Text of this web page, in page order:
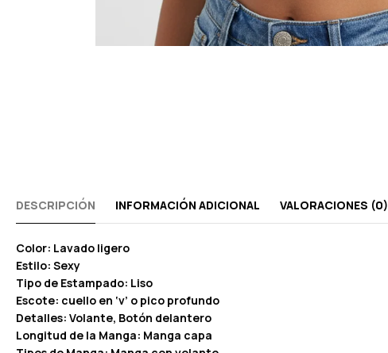
DESCRIPCIÓN INFORMACIÓN ADICIONAL VALORACIONES (0)
Color: Lavado ligero
Estilo: Sexy
Tipo de Estampado: Liso
Escote: cuello en ‘v’ o pico profundo
Detalles: Volante, Botón delantero
Longitud de la Manga: Manga capa